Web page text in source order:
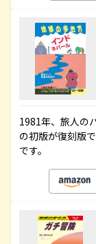
1981年、旅人の
の初版が復刻版
です。